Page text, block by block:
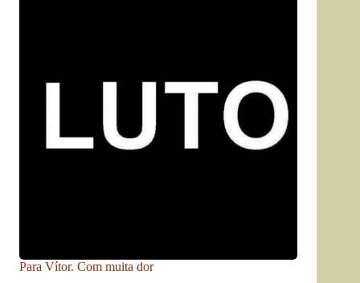
Para Vítor. Com muita dor